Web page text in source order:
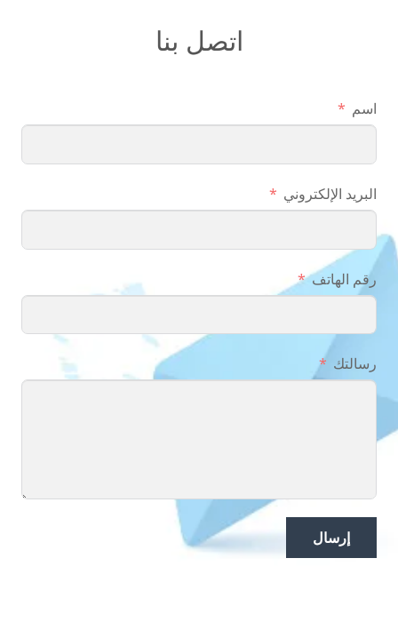
اتصل بنا
اسم
البريد الإلكتروني
رقم الهاتف
رسالتك
إرسال